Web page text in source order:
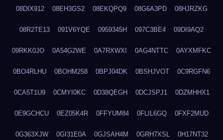
08DIX912 08EH3GS2 08EKQPQ9 08G6A3PD 08HJRZKG
08R2TE13 091V6YQE 0959345H 097C3BE4 09DI9AQ2
09RKK0JO 0A54G2WE 0A7RXWXI 0AG4NTTC 0AYXMFKC
0BO4RLHU 0BOHM258 0BPJ04DK 0BSHJVOT 0C9RGFN6
0CA5T1U9 0CMYI0KC 0D38QEGH 0DCJSPJ1 0DZMHHX1
0E9GCHCU 0EZ05K4R 0FFYUM84 0FLIL6GQ 0FXF2MUD
0G363XJW 0GI31E0A 0GJSAH4M 0GRH7XSL 0H17NT32